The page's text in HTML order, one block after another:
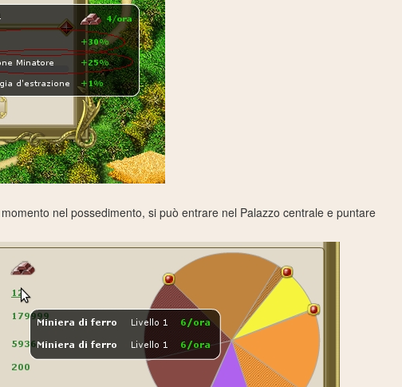
nel possedimento, si può entrare nel Palazzo centrale e puntare